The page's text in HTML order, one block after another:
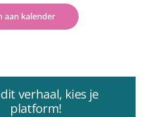
aan kalender
verhaal, kies je
platform!